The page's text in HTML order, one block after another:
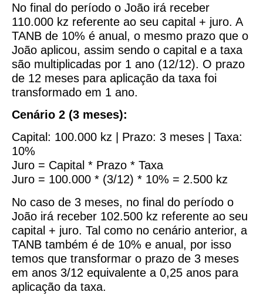
No final do período o João irá receber
110.000 kz referente ao seu capital + juro. A
TANB de 10% é anual, o mesmo prazo que o
João aplicou, assim sendo o capital e a taxa
são multiplicadas por 1 ano (12/12). O prazo
de 12 meses para aplicação da taxa foi
transformado em 1 ano.
Cenário 2 (3 meses):
Capital: 100.000 kz | Prazo: 3 meses | Taxa:
10%
Juro = Capital * Prazo * Taxa
Juro = 100.000 * (3/12) * 10% = 2.500 kz
No caso de 3 meses, no final do período o
João irá receber 102.500 kz referente ao seu
capital + juro. Tal como no cenário anterior, a
TANB também é de 10% e anual, por isso
temos que transformar o prazo de 3 meses
em anos 3/12 equivalente a 0,25 anos para
aplicação da taxa.